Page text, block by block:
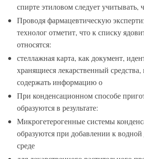
спирте этиловом следует учитывать,
Проводя фармацевтическую
технолог отметит, что к списку
относятся:
стеллажная карта, как документ,
хранящиеся лекарственный
содержать информацию о
При конденсационном способе
образуются в результате:
Микрогетерогенные системы
образуются при добавлении к
среде